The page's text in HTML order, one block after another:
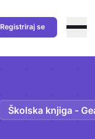
Registriraj se
Školska knjiga -